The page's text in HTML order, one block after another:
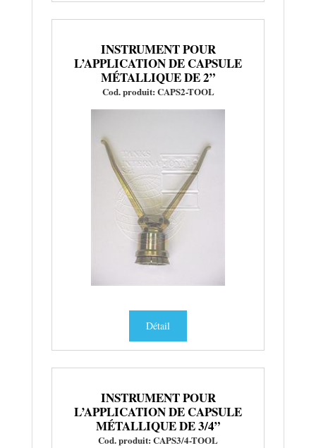
INSTRUMENT POUR
L’APPLICATION DE CAPSULE
MÉTALLIQUE DE 2”
Cod. produit: CAPS2-TOOL
Détail
INSTRUMENT POUR
L’APPLICATION DE CAPSULE
MÉTALLIQUE DE 3/4”
Cod. produit: CAPS3/4-TOOL